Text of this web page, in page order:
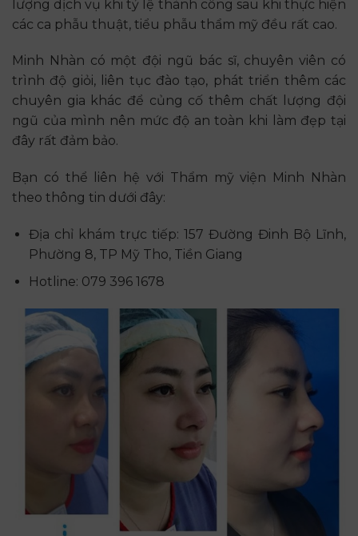
lượng dịch vụ khi tỷ lệ thành công sau khi thực hiện
các ca phẫu thuật, tiểu phẫu thẩm mỹ đều rất cao.
Minh Nhàn có một đội ngũ bác sĩ, chuyên viên có
trình độ giỏi, liên tục đào tạo, phát triển thêm các
chuyên gia khác để củng cố thêm chất lượng đội
ngũ của mình nên mức độ an toàn khi làm đẹp tại
đây rất đảm bảo.
Bạn có thể liên hệ với Thẩm mỹ viện Minh Nhàn
theo thông tin dưới đây:
Địa chỉ khám trực tiếp: 157 Đường Đinh Bộ Lĩnh,
Phường 8, TP Mỹ Tho, Tiền Giang
Hotline: 079 396 1678